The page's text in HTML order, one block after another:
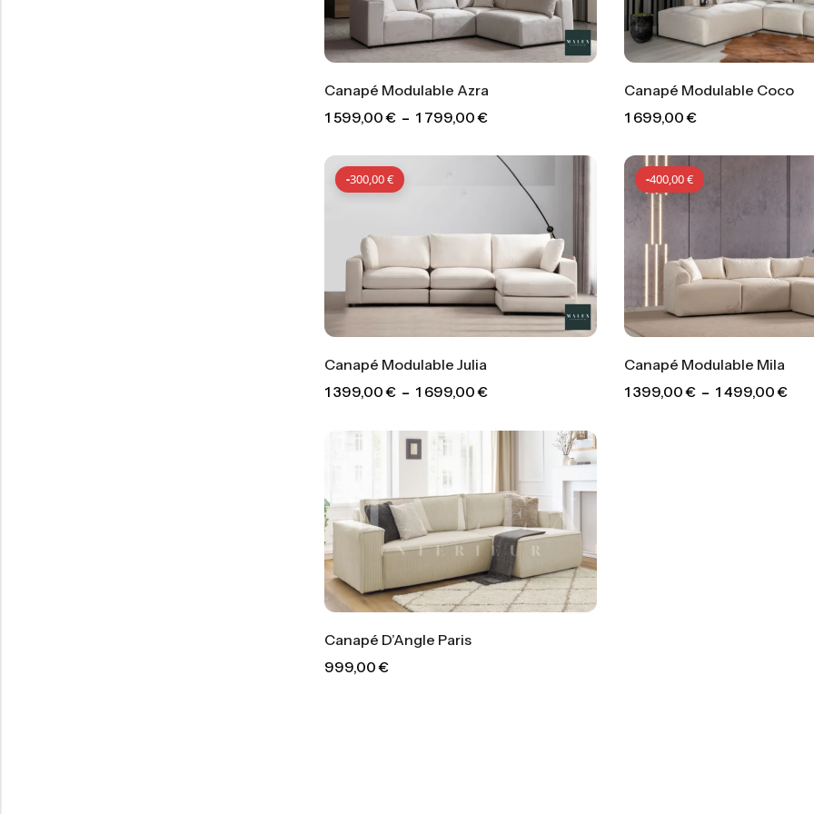
Canapé Modulable Azra
1 599,00€ – 1 799,00€
Canapé Modulable Coco
1 699,00€
-300,00€
Canapé Modulable Julia
1 399,00€ – 1 699,00€
-400,00€
Canapé Modulable Mila
1 399,00€ – 1 499,00€
Canapé D’Angle Paris
999,00€